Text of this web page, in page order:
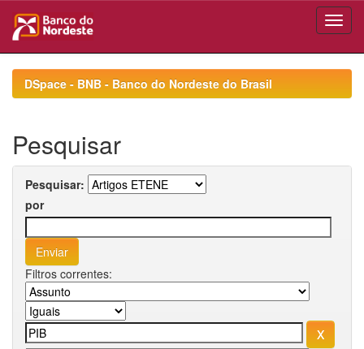
navigationDSpace - BNB - Banco do Nordeste do Brasil
Pesquisar
Pesquisar:
por
Filtros correntes: